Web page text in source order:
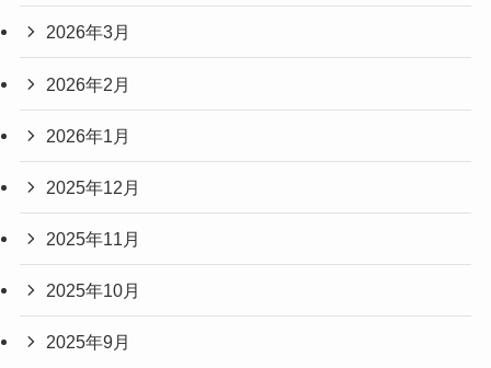
2026年3月
2026年2月
2026年1月
2025年12月
2025年11月
2025年10月
2025年9月